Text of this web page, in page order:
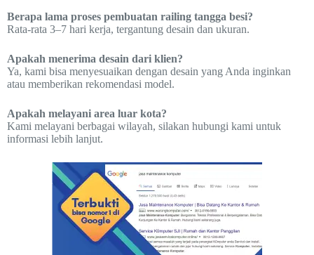
Berapa lama proses pembuatan railing tangga besi?
Rata-rata 3–7 hari kerja, tergantung desain dan ukuran.
Apakah menerima desain dari klien?
Ya, kami bisa menyesuaikan dengan desain yang Anda inginkan
atau memberikan rekomendasi model.
Apakah melayani area luar kota?
Kami melayani berbagai wilayah, silakan hubungi kami untuk
informasi lebih lanjut.